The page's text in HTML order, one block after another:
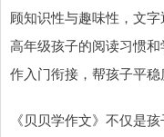
顾知识性与趣味性，文
高年级孩子的阅读习惯
作入门衔接，帮孩子平稳
《贝贝学作文》不仅是